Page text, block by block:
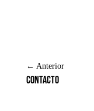
← Anterior
Contacto